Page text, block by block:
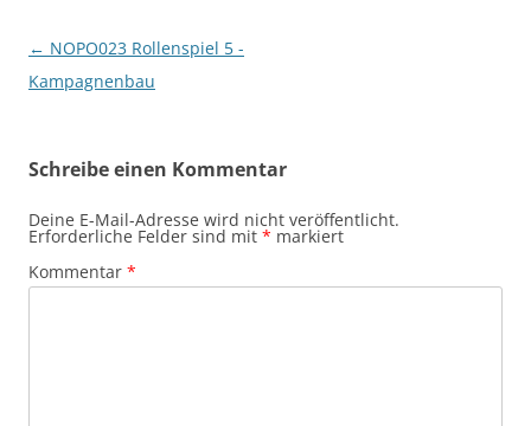
Beitragsnavigation
← NOPO023 Rollenspiel 5 -
Kampagnenbau
Schreibe einen Kommentar
Deine E-Mail-Adresse wird nicht veröffentlicht.
Erforderliche Felder sind mit * markiert
Kommentar *